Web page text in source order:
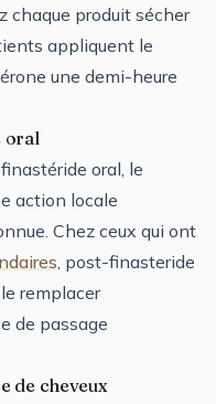
chaque produit sécher
appliquent le
une demi-heure
oral
oral, le
action locale
Chez ceux qui ont
, post-finasteride
remplacer
de passage
de cheveux